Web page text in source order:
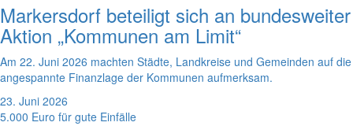
Markersdorf beteiligt sich an bundesweiter
Aktion „Kommunen am Limit“
Am 22. Juni 2026 machten Städte, Landkreise und Gemeinden auf die
angespannte Finanzlage der Kommunen aufmerksam.
23. Juni 2026
5.000 Euro für gute Einfälle